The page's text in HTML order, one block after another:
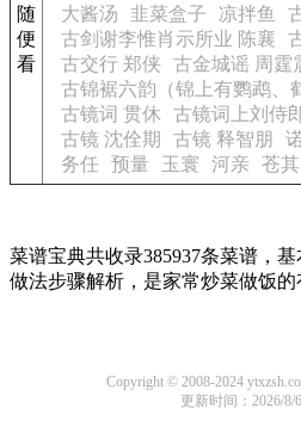
随
便
看
大酱汤
韭菜盒子 凉拌鱼
古剑谢李惟肖示所业 陈襄
古交行 郑侠 古金城谣 周霆
古锦裾六韵（锦上有鹦鹉、
古镜词 贯休
古镜词上刘侍
古镜 沈佺期
古镜 释智朋
务任 预量 玉寰 河亲 苍其
菜谱宝典共收录385937条菜谱，
做法步骤解析，是家常炒菜做饭的
Copyright © 2008-2024
更新时间：2026/8/